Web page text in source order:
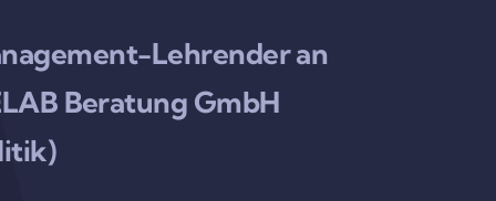
Lehrender an
Beratung GmbH